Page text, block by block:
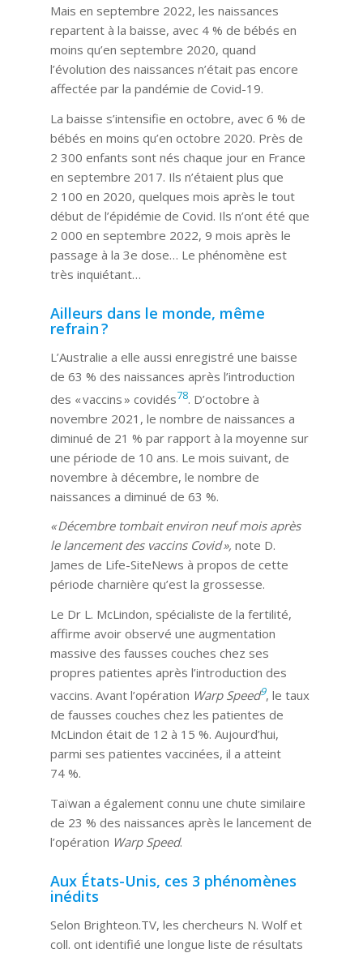
Mais en septembre 2022, les naissances
repartent à la baisse, avec 4 % de bébés en
moins qu’en septembre 2020, quand
l’évolution des naissances n’était pas encore
affectée par la pandémie de Covid-19.
La baisse s’intensifie en octobre, avec 6 % de
bébés en moins qu’en octobre 2020. Près de
2 300 enfants sont nés chaque jour en France
en septembre 2017. Ils n’étaient plus que
2 100 en 2020, quelques mois après le tout
début de l’épidémie de Covid. Ils n’ont été que
2 000 en septembre 2022, 9 mois après le
passage à la 3e dose… Le phénomène est
très inquiétant…
Ailleurs dans le monde, même
refrain ?
L’Australie a elle aussi enregistré une baisse
de 63 % des naissances après l’introduction
des « vaccins » covidés78. D’octobre à
novembre 2021, le nombre de naissances a
diminué de 21 % par rapport à la moyenne sur
une période de 10 ans. Le mois suivant, de
novembre à décembre, le nombre de
naissances a diminué de 63 %.
« Décembre tombait environ neuf mois après
le lancement des vaccins Covid », note D.
James de Life-SiteNews à propos de cette
période charnière qu’est la grossesse.
Le Dr L. McLindon, spécialiste de la fertilité,
affirme avoir observé une augmentation
massive des fausses couches chez ses
propres patientes après l’introduction des
vaccins. Avant l’opération Warp Speed9, le taux
de fausses couches chez les patientes de
McLindon était de 12 à 15 %. Aujourd’hui,
parmi ses patientes vaccinées, il a atteint
74 %.
Taïwan a également connu une chute similaire
de 23 % des naissances après le lancement de
l’opération Warp Speed.
Aux États-Unis, ces 3 phénomènes
inédits
Selon Brighteon.TV, les chercheurs N. Wolf et
coll. ont identifié une longue liste de résultats